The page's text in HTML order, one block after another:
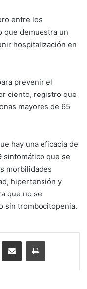
entre los
que demuestra un
hospitalización en
prevenir el
ciento, registro que
mayores de 65
hay una eficacia de
sintomático que se
morbilidades
hipertensión y
que no se
sin trombocitopenia.
Enviar vía email Imprimir